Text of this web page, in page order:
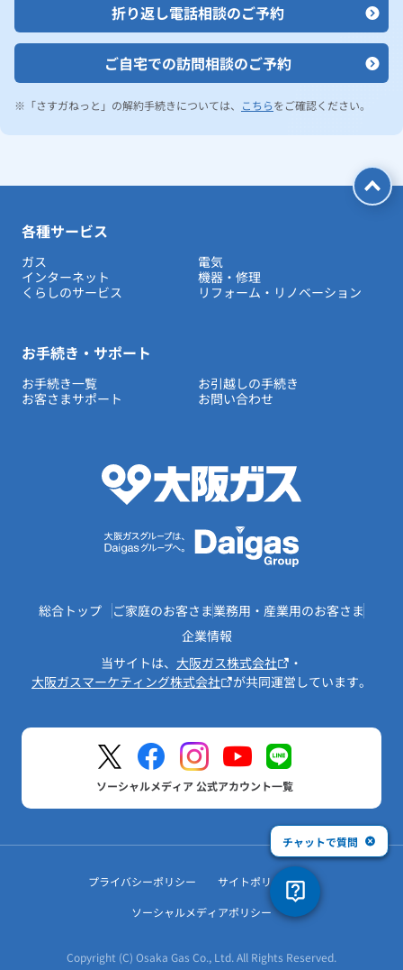
折り返し電話相談のご予約
ご自宅での訪問相談のご予約
「さすガねっと」の解約手続きについては、 こちらをご確認ください。
各種サービス
ガス
電気
インターネット
機器・修理
くらしのサービス
リフォーム・リノベーション
お手続き・サポート
お手続き一覧
お引越しの手続き
お客さまサポート
お問い合わせ
総合トップ ご家庭のお客さま業務用・産業用のお客さま
企業情報
当サイトは、 大阪ガス株式会社
・
大阪ガスマーケティング株式会社
が共同運営しています。
ソーシャルメディア 公式アカウント一覧
プライバシーポリシー
サイトポリシー
ソーシャルメディアポリシー
Copyright (C) Osaka Gas Co., Ltd. All Rights Reserved.
チャットで質問